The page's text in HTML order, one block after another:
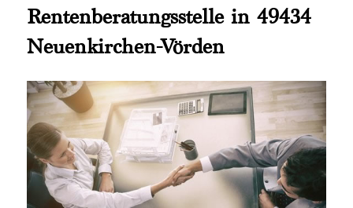
Rentenberatungsstelle in 49434
Neuenkirchen-Vörden